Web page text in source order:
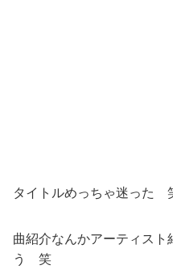
タイトルめっちゃ迷った
曲紹介なんかアーティス
う 笑